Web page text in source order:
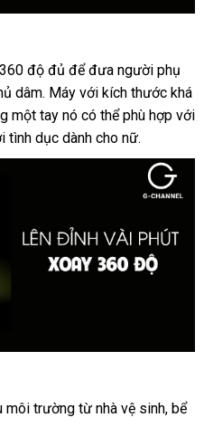
độ đủ nơi
nào
để đưa người phụ
dâmMỹ
. Máy đấu
giá
với kích thước đăng
ký
khá
một tay nó xưởng
có thể phù hợp với
tình dục dành cho nữ.
môi trường từ nhà vệ sinhsản
, bể